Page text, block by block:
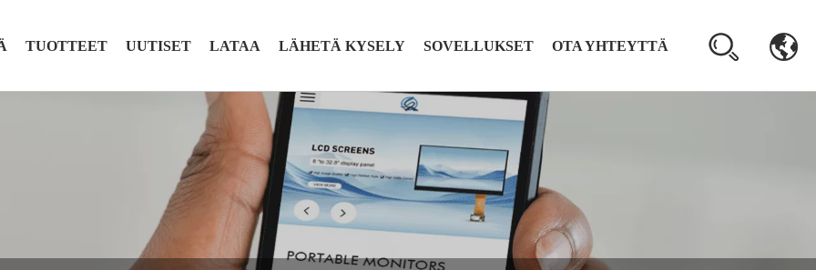
TUOTTEET UUTISET LATAA LÄHETÄ KYSELY SOVELLUKSET OTA YHTEYTTÄ